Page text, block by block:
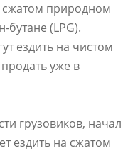
сжатом природном
(LPG).
ездить на чистом
уже в
грузовиков, начал
ездить на сжатом